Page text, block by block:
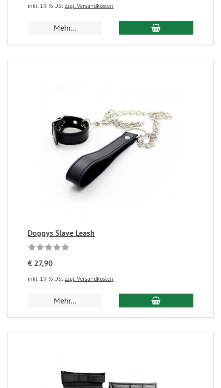
inkl. 19 % USt zzgl. Versandkosten
Mehr...
Doggys Slave Leash
€ 27,90
inkl. 19 % USt zzgl. Versandkosten
Mehr...